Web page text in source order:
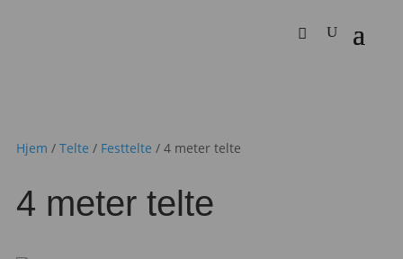
Hjem /Telte / Festtelte / 4 meter telte
4 meter telte